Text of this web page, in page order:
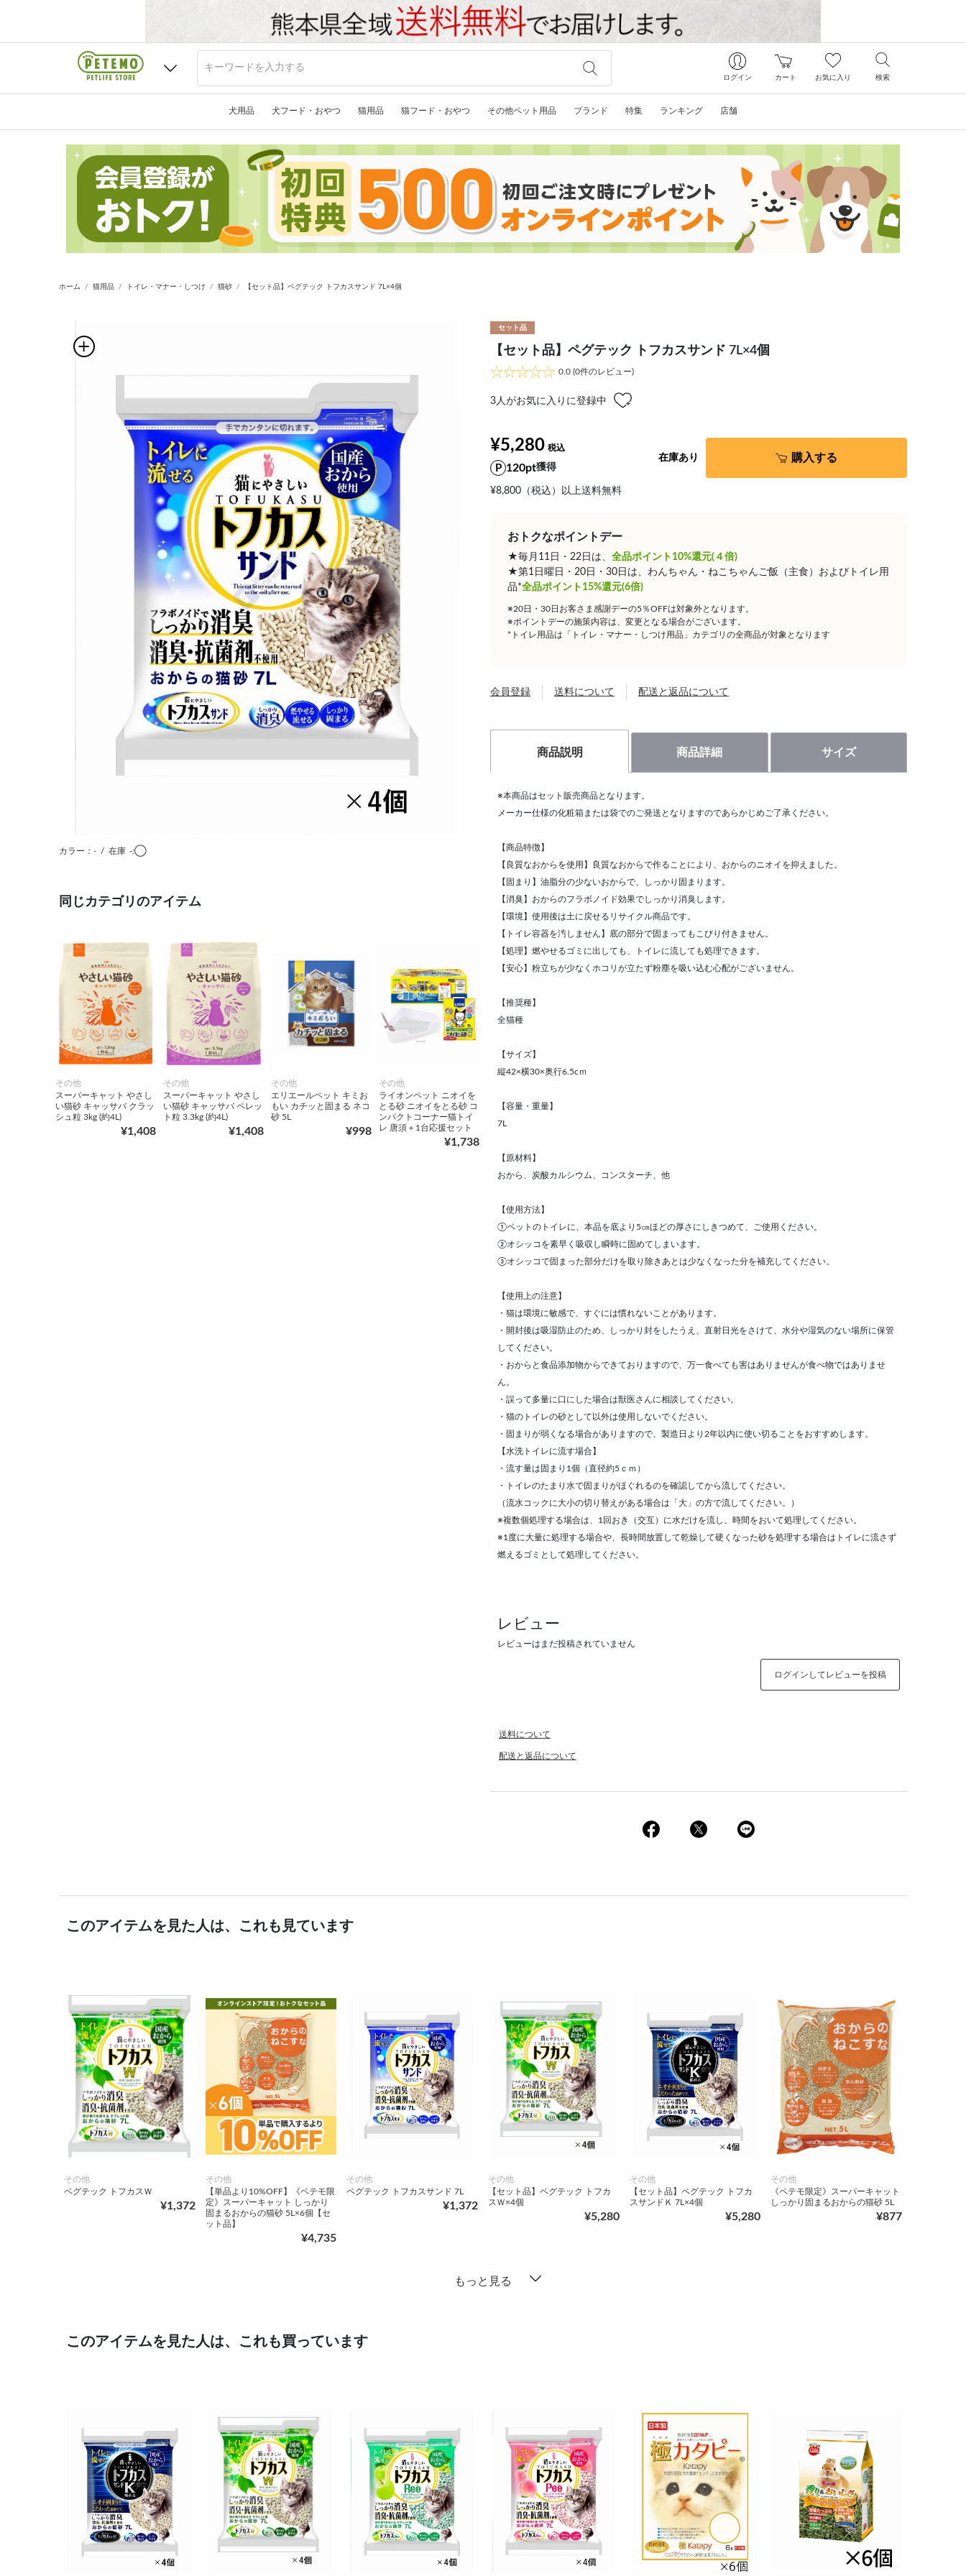
ログイン カート お気に入り 検索
犬用品 犬フード・おやつ 猫用品 猫フード・おやつ その他ペット用品 ブランド 特集 ランキング 店舗
ホーム 猫用品 トイレ・マナー・しつけ 猫砂 【セット品】ペグテック トフカスサンド 7L×4個
カラー：- / 在庫 -:◯
同じカテゴリのアイテム
その他
スーパーキャット やさし
い猫砂 キャッサバ クラッ
シュ粒 3kg (約4L)
¥1,408
その他
スーパーキャット やさし
い猫砂 キャッサバ ペレッ
ト粒 3.3kg (約4L)
¥1,408
その他
エリエールペット キミお
もい カチッと固まる ネコ
砂 5L
¥998
その他
ライオンペット ニオイを
とる砂 ニオイをとる砂 コ
ンパクトコーナー猫トイ
レ 唐須＋1台応援セット
¥1,738
セット品
【セット品】ペグテック トフカスサンド 7L×4個
0.0 (0件のレビュー)
3人がお気に入りに登録中
¥5,280
120pt獲得
¥8,800（税込）以上送料無料
在庫あり 購入する
おトクなポイントデー
★毎月11日・22日は、 全品ポイント10%還元(４倍)
★第1日曜日・20日・30日は、わんちゃん・ねこちゃんご飯（主食）およびトイレ用
品*全品ポイント15%還元(6倍)
※20日・30日お客さま感謝デーの5％OFFは対象外となります。
※ポイントデーの施策内容は、変更となる場合がございます。
*トイレ用品は「トイレ・マナー・しつけ用品」カテゴリの全商品が対象となります
会員登録 送料について 配送と返品について
商品説明 商品詳細 サイズ
※本商品はセット販売商品となります。
メーカー仕様の化粧箱または袋でのご発送となりますのであらかじめご了承ください。
【商品特徴】
【良質なおからを使用】良質なおからで作ることにより、おからのニオイを抑えました。
【固まり】油脂分の少ないおからで、しっかり固まります。
【消臭】おからのフラボノイド効果でしっかり消臭します。
【環境】使用後は土に戻せるリサイクル商品です。
【トイレ容器を汚しません】底の部分で固まってもこびり付きません。
【処理】燃やせるゴミに出しても、トイレに流しても処理できます。
【安心】粉立ちが少なくホコリが立たず粉塵を吸い込む心配がございません。
【推奨種】
全猫種
【サイズ】
縦42×横30×奥行6.5cｍ
【容量・重量】
7L
【原材料】
おから、炭酸カルシウム、コンスターチ、他
【使用方法】
①ペットのトイレに、本品を底より5㎝ほどの厚さにしきつめて、ご使用ください。
②オシッコを素早く吸収し瞬時に固めてしまいます。
③オシッコで固まった部分だけを取り除きあとは少なくなった分を補充してください。
【使用上の注意】
・猫は環境に敏感で、すぐには慣れないことがあります。
・開封後は吸湿防止のため、しっかり封をしたうえ、直射日光をさけて、水分や湿気のない場所に保管
してください。
・おからと食品添加物からできておりますので、万一食べても害はありませんが食べ物ではありませ
ん。
・誤って多量に口にした場合は獣医さんに相談してください。
・猫のトイレの砂として以外は使用しないでください。
・固まりが弱くなる場合がありますので、製造日より2年以内に使い切ることをおすすめします。
【水洗トイレに流す場合】
・流す量は固まり1個（直径約5ｃｍ）
・トイレのたまり水で固まりがほぐれるのを確認してから流してください。
（流水コックに大小の切り替えがある場合は「大」の方で流してください。）
※複数個処理する場合は、1回おき（交互）に水だけを流し、時間をおいて処理してください。
※1度に大量に処理する場合や、長時間放置して乾燥して硬くなった砂を処理する場合はトイレに流さず
燃えるゴミとして処理してください。
レビュー
レビューはまだ投稿されていません
ログインしてレビューを投稿
送料について
配送と返品について
このアイテムを見た人は、これも見ています
その他
ペグテック トフカスＷ
¥1,372
その他
【単品より10%OFF】《ペテモ限
定》スーパーキャット しっかり
固まるおからの猫砂 5L×6個【セ
ット品】
¥4,735
その他
ペグテック トフカスサンド 7L
¥1,372
その他
【セット品】ペグテック トフカ
スＷ×4個
¥5,280
その他
【セット品】ペグテック トフカ
スサンドＫ 7L×4個
¥5,280
その他
《ペテモ限定》スーパーキャット
しっかり固まるおからの猫砂 5L
¥877
もっと見る
このアイテムを見た人は、これも買っています